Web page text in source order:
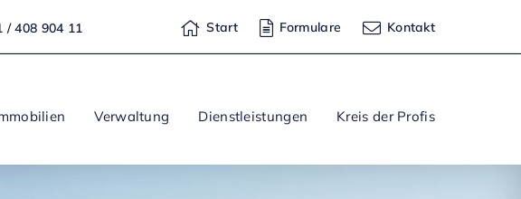
/ 408 904 11 Start Formulare Kontakt
Verwaltung Dienstleistungen Kreis der Profis